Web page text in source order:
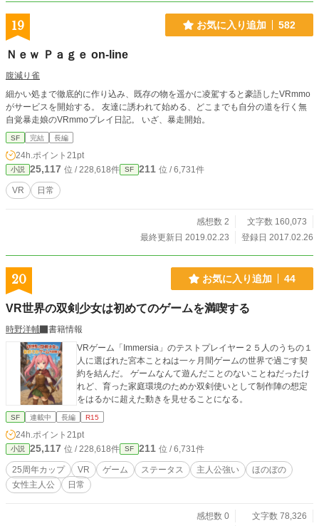
19 お気に入り追加 582
Ｎｅｗ Ｐａｇｅ on-line
腹減り雀
細かい処まで徹底的に作り込み、既存の物を遥かに凌駕すると豪語したVRmmo
がサービスを開始する。 友達に誘われて始める、どこまでも自分の道を行く無
自覚暴走娘のVRmmoプレイ日記。 いざ、暴走開始。
SF 完結 長編
24h.ポイント 21pt
小説 25,117 位 / 228,618件 SF 211 位 / 6,731件
VR 日常
感想数 2
文字数 160,073
最終更新日 2019.02.23
登録日 2017.02.26
20 お気に入り追加 44
VR世界の双剣少女は初めてのゲームを満喫する
時野洋輔
書籍情報
VRゲーム「Immersia」のテストプレイヤー２５人のうちの１
人に選ばれた宮本ことねは一ヶ月間ゲームの世界で過ごす契
約を結んだ。 ゲームなんて遊んだことのないことねだったけ
れど、育った家庭環境のためか双剣使いとして制作陣の想定
をはるかに超えた動きを見せることになる。
SF 連載中 長編 R15
24h.ポイント 21pt
小説 25,117 位 / 228,618件 SF 211 位 / 6,731件
25周年カップ VR ゲーム ステータス 主人公強い
ほのぼの
女性主人公
日常
感想数 0
文字数 78,326